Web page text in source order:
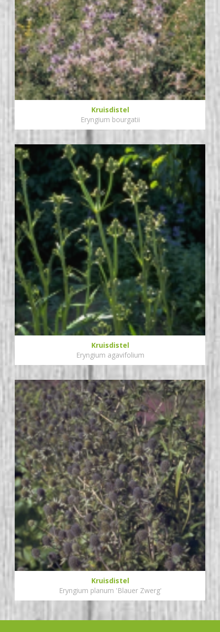
Kruisdistel
Eryngium bourgatii
Kruisdistel
Eryngium agavifolium
Kruisdistel
Eryngium planum 'Blauer Zwerg'